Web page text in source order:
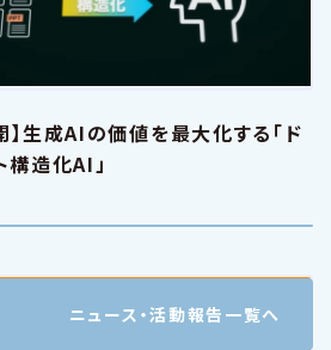
ニュース ・活動報告一覧へ
】生成AIの価値を最大化する「ド
構造化AI」